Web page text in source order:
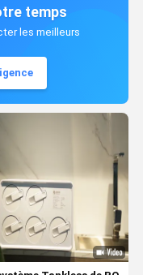
temps
les meilleurs